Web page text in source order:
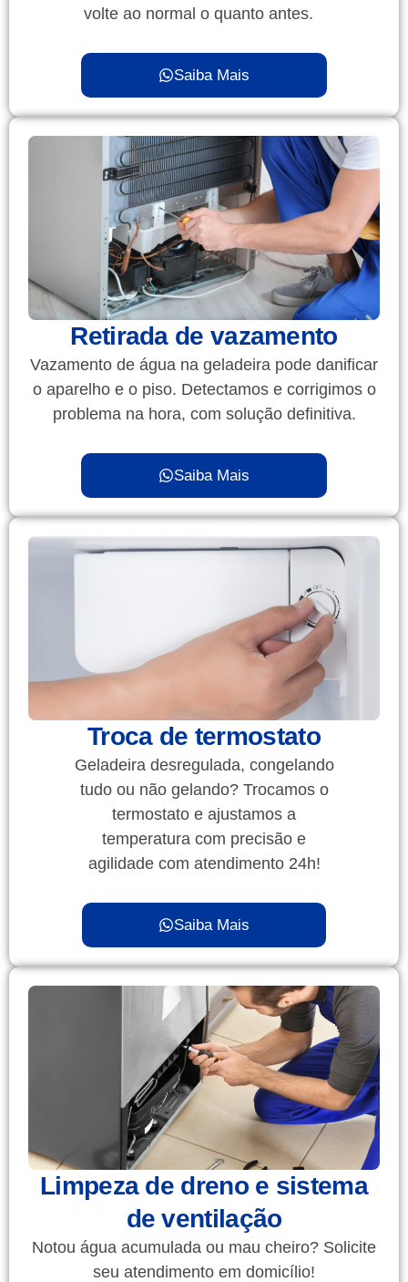
volte ao normal o quanto antes.
Saiba Mais
Retirada de vazamento
Vazamento de água na geladeira pode danificar
o aparelho e o piso. Detectamos e corrigimos o
problema na hora, com solução definitiva.
Saiba Mais
Troca de termostato
Geladeira desregulada, congelando
tudo ou não gelando? Trocamos o
termostato e ajustamos a
temperatura com precisão e
agilidade com atendimento 24h!
Saiba Mais
Limpeza de dreno e sistema
de ventilação
Notou água acumulada ou mau cheiro? Solicite
seu atendimento em domicílio!